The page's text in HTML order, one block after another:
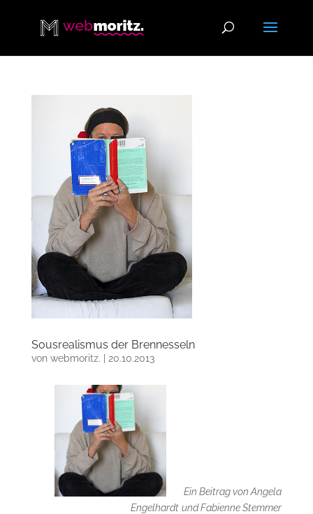
Sousrealismus der Brennesseln
von webmoritz. 20.10.2013
Ein Beitrag vonAngela
Engelhardt und Fabienne Stemmer